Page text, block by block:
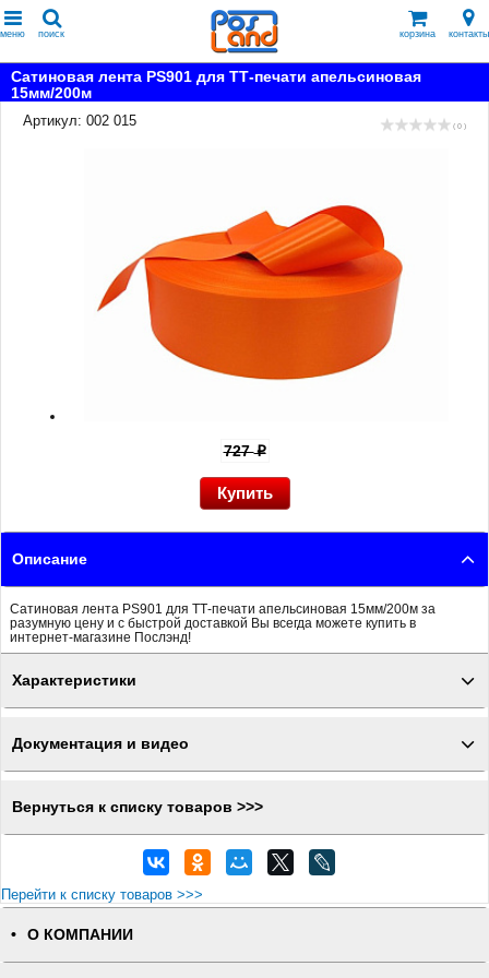
меню поиск корзина контакты
Сатиновая лента PS901 для ТТ-печати апельсиновая
15мм/200м
Артикул: 002 015
( 0 )
727p
Описание
Сатиновая лента PS901 для ТТ-печати апельсиновая 15мм/200м за
разумную цену и с быстрой доставкой Вы всегда можете купить в
интернет-магазине Послэнд!
Характеристики
Документация и видео
Вернуться к списку товаров >>>
Перейти к списку товаров >>>
О КОМПАНИИ